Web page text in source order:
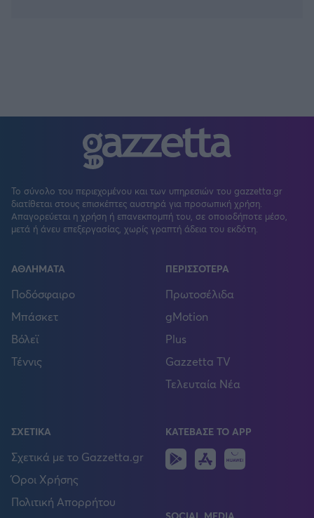
Το σύνολο του περιεχομένου και των υπηρεσιών του gazzetta.gr
διατίθεται στους επισκέπτες αυστηρά για προσωπική χρήση.
Απαγορεύεται η χρήση ή επανεκπομπή του, σε οποιοδήποτε μέσο,
μετά ή άνευ επεξεργασίας, χωρίς γραπτή άδεια του εκδότη.
ΑΘΛΗΜΑΤΑ
Ποδόσφαιρο
Μπάσκετ
Βόλεϊ
Τέννις
ΠΕΡΙΣΣΟΤΕΡΑ
Πρωτοσέλιδα
gMotion
Plus
Gazzetta TV
Τελευταία Νέα
ΣΧΕΤΙΚΑ
Σχετικά με το Gazzetta.gr
Όροι Χρήσης
Πολιτική Απορρήτου
ΚΑΤΕΒΑΣΕ ΤΟ APP
Android
IOS